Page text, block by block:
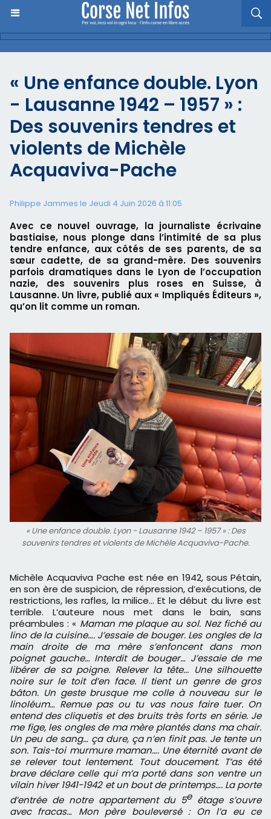
« Une enfance double. Lyon
- Lausanne 1942 – 1957 » :
Des souvenirs tendres et
violents de Michèle
Acquaviva-Pache
Philippe Jammes le Jeudi 4 Juin 2026 à 11:05
Avec ce nouvel ouvrage, la journaliste écrivaine
bastiaise, nous plonge dans l’intimité de sa plus
tendre enfance, aux côtés de ses parents, de sa
sœur cadette, de sa grand-mère. Des souvenirs
parfois dramatiques dans le Lyon de l’occupation
nazie, des souvenirs plus roses en Suisse, à
Lausanne. Un livre, publié aux « Impliqués Éditeurs »,
qu’on lit comme un roman.
« Une enfance double. Lyon - Lausanne 1942 – 1957 » : Des
souvenirs tendres et violents de Michèle Acquaviva-Pache.
Michèle Acquaviva Pache est née en 1942, sous Pétain,
en son ère de suspicion, de répression, d’exécutions, de
restrictions, les rafles, la milice... Et le début du livre est
terrible. L’auteure nous met dans le bain, sans
préambules : « Maman me plaque au sol. Nez fiché au
lino de la cuisine…. J’essaie de bouger. Les ongles de la
main droite de ma mère s’enfoncent dans mon
poignet gauche… Interdit de bouger… J’essaie de me
libérer de sa poigne. Relever la tête... Une silhouette
noire sur le toit d’en face. Il tient un genre de gros
bâton. Un geste brusque me colle à nouveau sur le
linoléum… Remue pas ou tu vas nous faire tuer. On
entend des cliquetis et des bruits très forts en série. Je
me fige, les ongles de ma mère plantés dans ma chair.
Un peu de sang… ça dure, ça n’en finit pas. Je tente un
son. Tais-toi murmure maman…. Une éternité avant de
se relever tout lentement. Tout doucement. T’as été
brave déclare celle qui m’a porté dans son ventre un
vilain hiver 1941-1942 et un bout de printemps…. La porte
d’entrée de notre appartement du 5eétage s’ouvre
avec fracas… Mon père bouleversé : On l’a eu ce